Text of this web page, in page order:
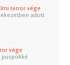
terror vége
adott
vége